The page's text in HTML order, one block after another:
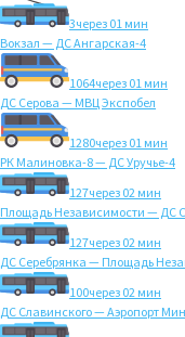
3через 01 мин
Вокзал — ДС Ангарская-4
1064через 01 мин
ДС Серова — МВЦ Экспобел
1280через 01 мин
РК Малиновка-8 — ДС Уручье-4
127через 02 мин
Площадь Независимости — ДС
127через 02 мин
ДС Серебрянка — Площадь
100через 02 мин
ДС Славинского — Аэропорт